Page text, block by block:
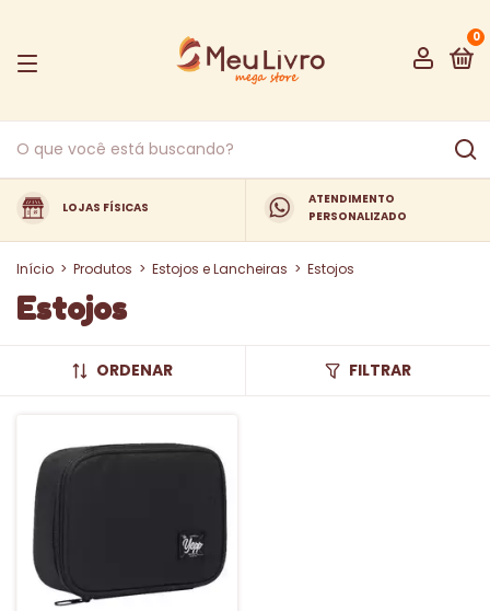
0
LOJAS FÍSICAS
ATENDIMENTO
PERSONALIZADO
Início > Produtos > Estojos e Lancheiras > Estojos
Estojos
ORDENAR FILTRAR